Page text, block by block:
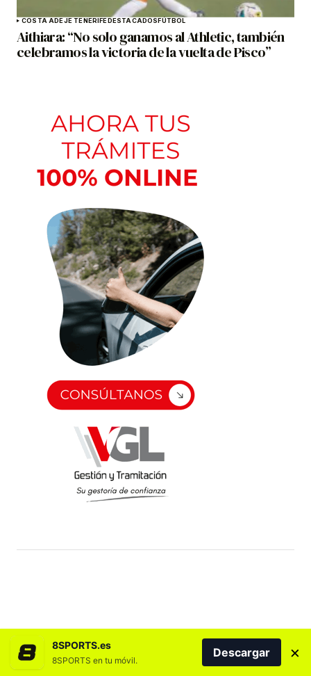
COSTA ADEJE TENERIFEDESTACADOSFÚTBOL
Aithiara: “No solo ganamos al Athletic, también
celebramos la victoria de la vuelta de Pisco”
8SPORTS.es
8SPORTS en tu móvil.
Descargar ×